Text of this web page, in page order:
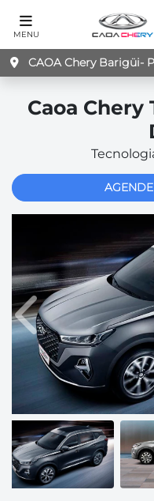
MENU
CAOA Chery Barigüi-
Caoa Chery
Anterior